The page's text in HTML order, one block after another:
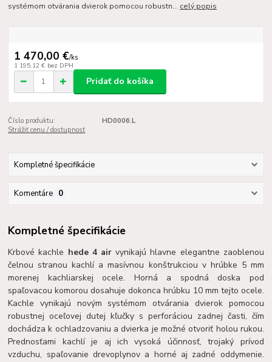
systémom otvárania dvierok pomocou robustn... celý popis
1 470,00 €/ks
1 195,12 € bez DPH
Pridať do košíka
Číslo produktu:
HD0006.L
Strážiť cenu / dostupnosť
Kompletné špecifikácie
Komentáre 0
Kompletné špecifikácie
Krbové kachle hede 4 airvynikajú hlavne elegantne zaoblenou
čelnou stranou kachlí a masívnou konštrukciou v hrúbke 5 mm
morenej kachliarskej ocele. Horná a spodná doska pod
spaľovacou komorou dosahuje dokonca hrúbku 10 mm tejto ocele.
Kachle vynikajú novým systémom otvárania dvierok pomocou
robustnej oceľovej dutej kľučky s perforáciou zadnej časti, čím
dochádza k ochladzovaniu a dvierka je možné otvoriť holou rukou.
Prednosťami kachlí je aj ich vysoká účinnosť,trojaký prívod
vzduchu, spaľovanie drevoplynov a horné aj zadné oddymenie.